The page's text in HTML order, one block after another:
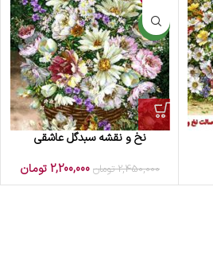
جدید
نخ و نقشه سبدگل عاشقی
2,450,000 تومان 2,200,000تومان